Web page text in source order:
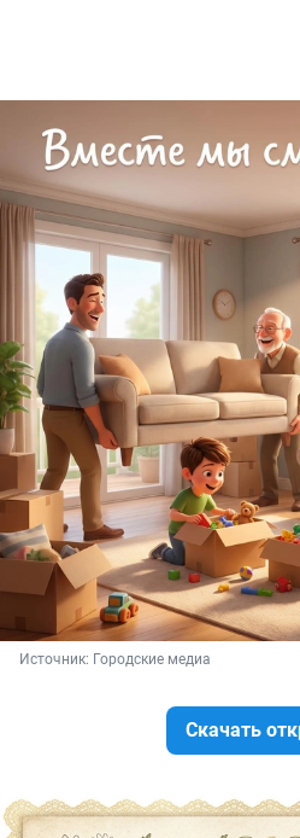
Источник: Городские медиа
Скачать